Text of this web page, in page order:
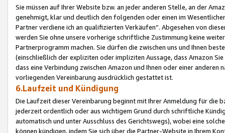
Sie müssen auf Ihrer Website bzw. an jeder anderen Stelle, an der
genehmigt, klar und deutlich den folgenden oder einen im
Partner verdiene ich an qualifizierten Verkäufen“. Abgesehen von
werden Sie ohne unsere vorherige schriftliche Zustimmung keine
Partnerprogramm machen. Sie dürfen die zwischen uns und Ihnen
(einschließlich der expliziten oder impliziten Aussage, dass Amazon
dass eine Verbindung zwischen Amazon und Ihnen oder einer
vorliegenden Vereinbarung ausdrücklich gestattet ist.
6.Laufzeit und Kündigung
Die Laufzeit dieser Vereinbarung beginnt mit Ihrer Anmeldung für die
jederzeit ordentlich oder aus wichtigem Grund durch schriftliche
automatisch und unter Ausschluss des Gerichtswegs), wobei eine
können kündigen, indem Sie sich über die Partner-Website in Ihrem